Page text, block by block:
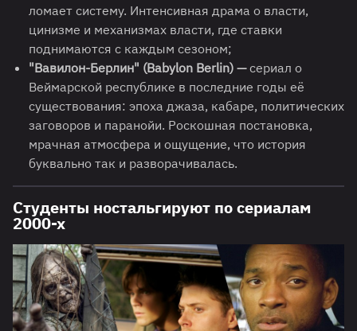
ломает систему. Интенсивная драма о власти,
цинизме и механизмах власти, где ставки
поднимаются с каждым сезоном;
"Вавилон-Берлин" (Babylon Berlin) —сериал о
Веймарской республике в последние годы её
существования: эпоха джаза, кабаре, политических
заговоров и паранойи. Роскошная постановка,
мрачная атмосфера и ощущение, что история
буквально так и разворачивалась.
Студенты ностальгируют по сериалам
2000-х